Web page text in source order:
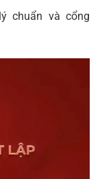
chuẩn và cổng